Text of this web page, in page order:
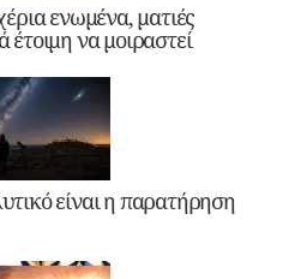
ενωμένα, ματιές
να μοιραστεί
είναι η παρατήρηση